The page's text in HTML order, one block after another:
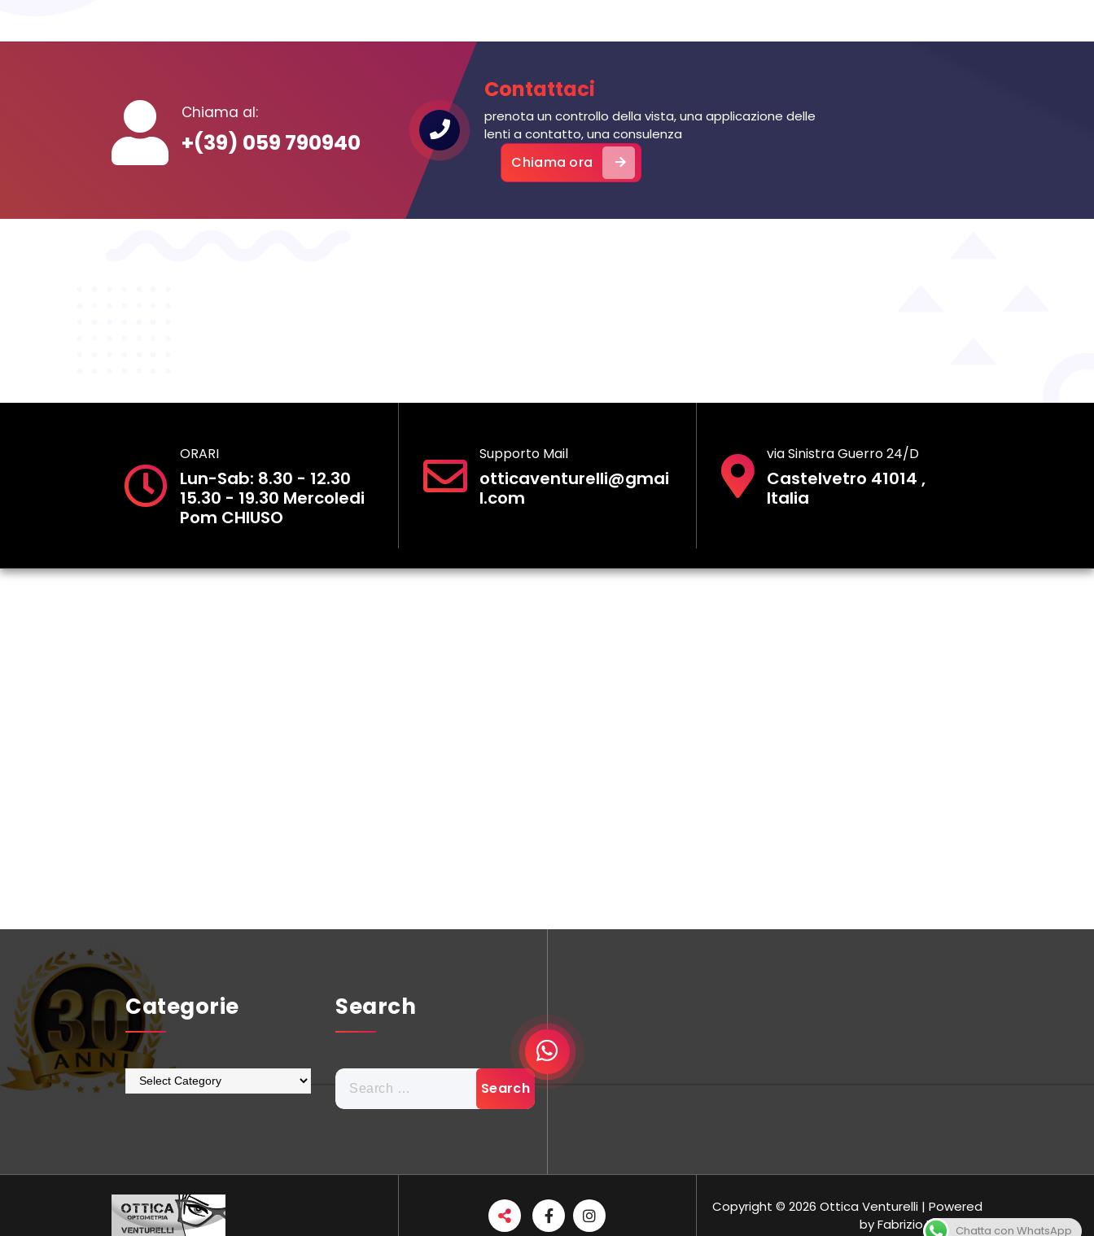
Chiama al:
+(39) 059 790940
Contattaci
prenota un controllo della vista, una applicazione delle
lenti a contatto, una consulenza
Chiama ora
ORARI
Lun-Sab: 8.30 - 12.30
15.30 - 19.30 Mercoledi
Pom CHIUSO
Supporto Mail
otticaventurelli@gmai
l.com
via Sinistra Guerro 24/D
Castelvetro 41014 ,
Italia
Categorie
Categorie
Search
Search
for:
Copyright © 2026 Ottica Venturelli | Powered
by Fabrizio VenturelliChatta con WhatsApp